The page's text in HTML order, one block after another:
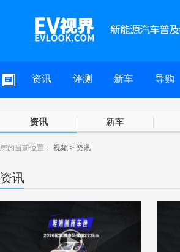
资讯 评测 新车 导购
资讯 新车
您的当前位置： 视频 > 资讯
资讯